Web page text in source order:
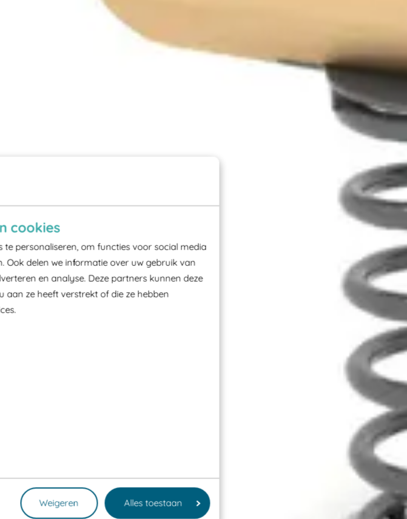
cookies
personaliseren, om functies voor social media
Ook delen we informatie over uw gebruik van
en analyse. Deze partners kunnen deze
aan ze heeft verstrekt of die ze hebben
Weigeren Alles toestaan